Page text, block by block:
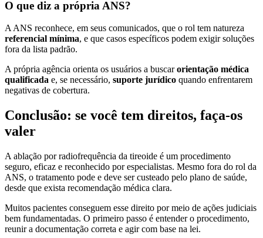
O que diz a própria ANS?
A ANS reconhece, em seus comunicados, que o rol tem natureza
referencial mínima, e que casos específicos podem exigir soluções
fora da lista padrão.
A própria agência orienta os usuários a buscarorientação médica
qualificada e, se necessário, suporte jurídico quando enfrentarem
negativas de cobertura.
Conclusão: se você tem direitos, faça-os
valer
A ablação por radiofrequência da tireoide é um procedimento
seguro, eficaz e reconhecido por especialistas. Mesmo fora do rol da
ANS, o tratamento pode e deve ser custeado pelo plano de saúde,
desde que exista recomendação médica clara.
Muitos pacientes conseguem esse direito por meio de ações judiciais
bem fundamentadas. O primeiro passo é entender o procedimento,
reunir a documentação correta e agir com base na lei.